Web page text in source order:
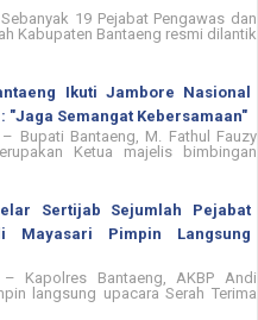
19 Pejabat Pengawas dan
Kabupaten Bantaeng resmi dilantik
Ikuti Jambore Nasional
"Jaga Semangat Kebersamaan"
Bupati Bantaeng, M. Fathul Fauzy
Ketua majelis bimbingan
Sertijab Sejumlah Pejabat
Mayasari Pimpin Langsung
Kapolres Bantaeng, AKBP Andi
langsung upacara Serah Terima